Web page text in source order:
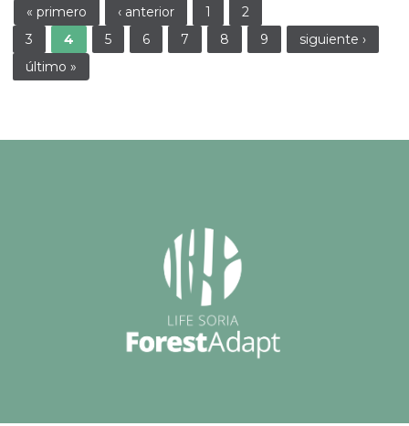
Páginas
« primero ‹ anterior 1
2
3
4 5 6 7 8 9
siguiente ›
último »